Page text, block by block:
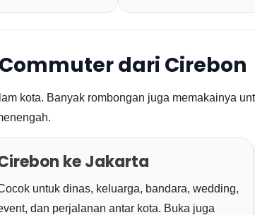
dari Cirebon
kota. Banyak rombongan juga memakainya
ke Jakarta
untuk dinas, keluarga, bandara, wedding,
dan perjalanan antar kota. Buka juga